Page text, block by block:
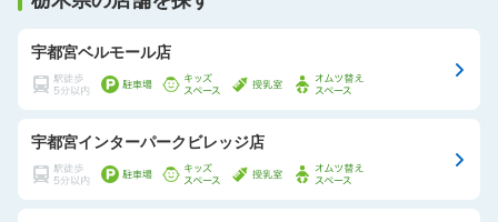
宇都宮ベルモール店
宇都宮インターパークビレッジ店